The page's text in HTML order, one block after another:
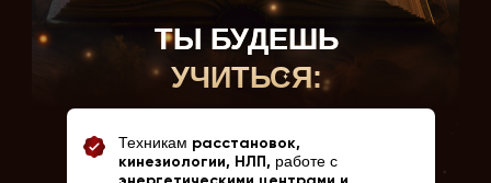
ТЫ БУДЕШЬ
УЧИТЬСЯ:
Техникам расстановок,
кинезиологии, НЛП, работе с